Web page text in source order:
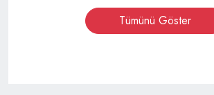
Tümünü Göster